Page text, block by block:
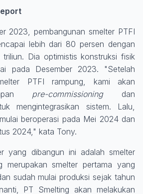
2023, pembangunan smelter PTFI
lebih dari 80 persen dengan
Dia optimistis konstruksi fisik
pada Desember 2023. "Setelah
PTFI rampung, kami akan
pre-commissioningdan
mengintegrasikan sistem. Lalu,
beroperasi pada Mei 2024 dan
2024," kata Tony.
yang dibangun ini adalah smelter
merupakan smelter pertama yang
sudah mulai produksi sejak tahun
PT Smelting akan melakukan